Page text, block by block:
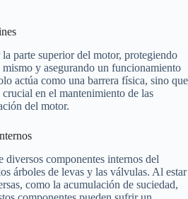
parte superior del motor, protegiendo
y asegurando un funcionamiento
actúa como una barrera física, sino que
en el mantenimiento de las
del motor.
diversos componentes internos del
árboles de levas y las válvulas. Al estar
como la acumulación de suciedad,